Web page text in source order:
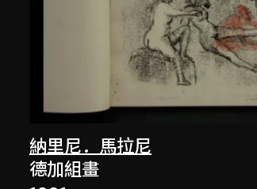
納里尼．馬拉尼
德加組畫